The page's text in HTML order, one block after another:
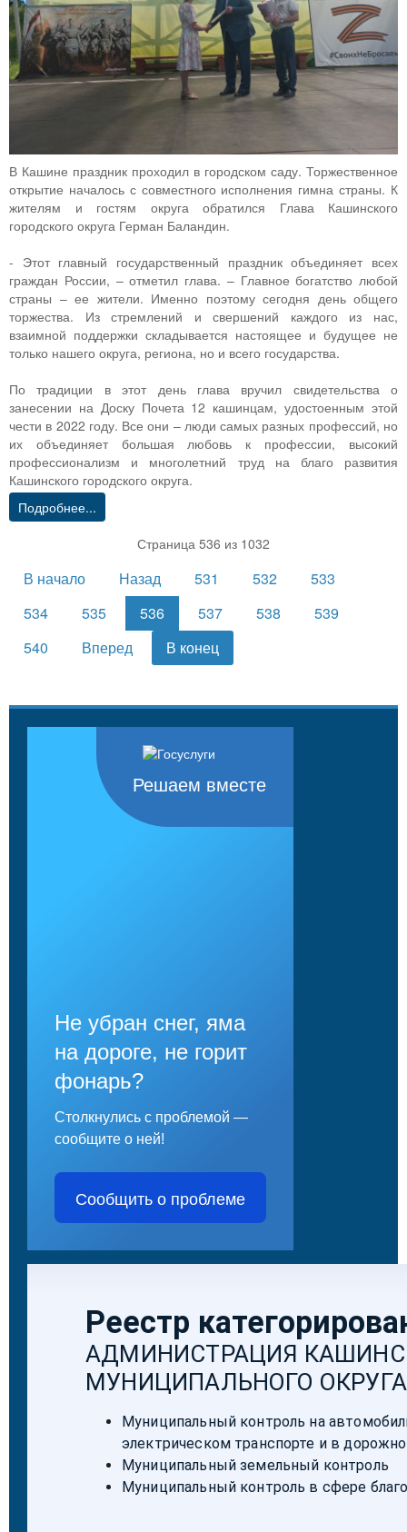
В Кашине праздник проходил в городском саду. Торжественное
открытие началось с совместного исполнения гимна страны. К
жителям и гостям округа обратился Глава Кашинского
городского округа Герман Баландин.
- Этот главный государственный праздник объединяет всех
граждан России, – отметил глава. – Главное богатство любой
страны – ее жители. Именно поэтому сегодня день общего
торжества. Из стремлений и свершений каждого из нас,
взаимной поддержки складывается настоящее и будущее не
только нашего округа, региона, но и всего государства.
По традиции в этот день глава вручил свидетельства о
занесении на Доску Почета 12 кашинцам, удостоенным этой
чести в 2022 году. Все они – люди самых разных профессий, но
их объединяет большая любовь к профессии, высокий
профессионализм и многолетний труд на благо развития
Кашинского городского округа.
Подробнее...
Страница 536 из 1032
В начало Назад 531 532
533
534
535 536 537 538
539
540
Вперед В конец
Решаем вместе
Не убран снег, яма
на дороге, не горит
фонарь?
Столкнулись с проблемой —
сообщите о ней!
Сообщить о проблеме